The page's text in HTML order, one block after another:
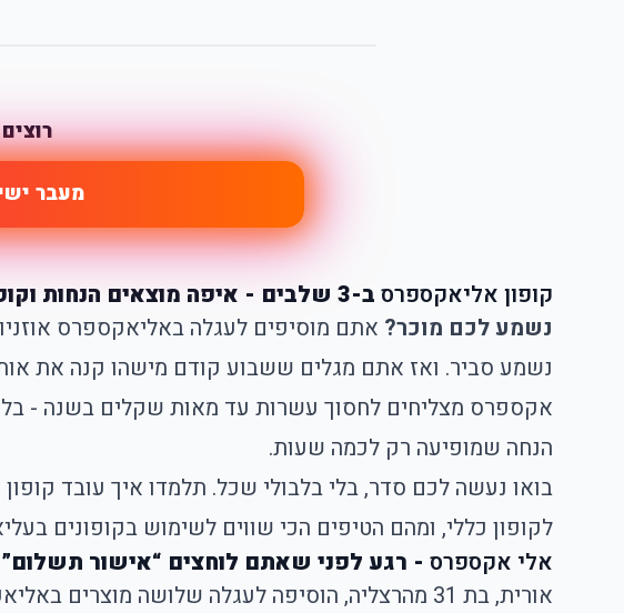
מעבר
קופון אליאקספרס ב-3 שלבים - איפה מוצאים הנחות וקופונים, איך מזינים, וכמה חוסכים | Aliexpress
נשמע לכם מוכר?
אקספרס מצליחים לחסוך עשרות עד מאות שקלים בשנה -
הנחה שמופיעה רק לכמה שעות.
בואו נעשה לכם סדר, בלי בלבולי שכל. תלמדו איך עובד
לקופון כללי, ומהם הטיפים הכי שווים לשימוש בקופונים
אלי אקספרס - רגע לפני שאתם לוחצים “אישור